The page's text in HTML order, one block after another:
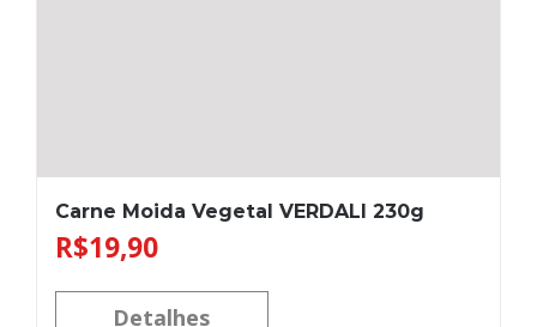
Carne Moida Vegetal VERDALI 230g
R$19,90
Detalhes